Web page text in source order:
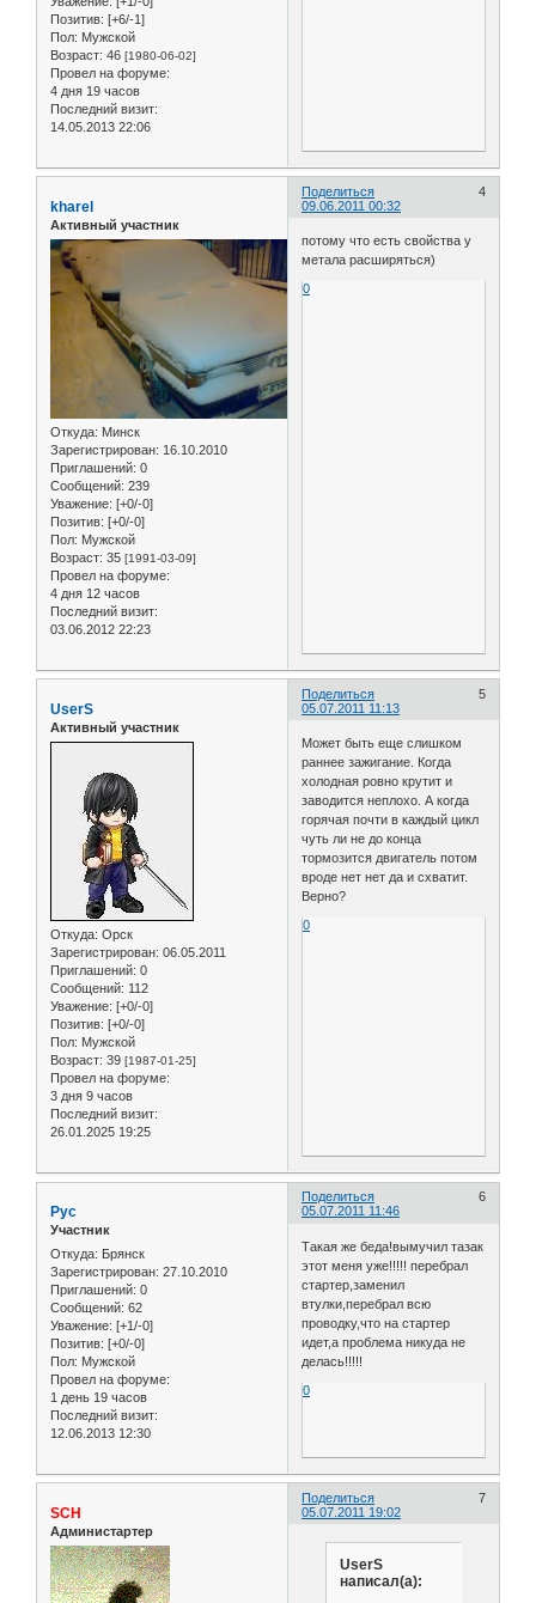
Позитив: [+6/-1]
Пол: Мужской
Возраст: 46 [1980-06-02]
Провел на форуме:
4 дня 19 часов
Последний визит:
14.05.2013 22:06
Поделиться
4
09.06.2011 00:32
kharel
Активный участник
Откуда: Минск
Зарегистрирован: 16.10.2010
Приглашений: 0
Сообщений: 239
Уважение: [+0/-0]
Позитив: [+0/-0]
Пол: Мужской
Возраст: 35 [1991-03-09]
Провел на форуме:
4 дня 12 часов
Последний визит:
03.06.2012 22:23
потому что есть свойства у
метала расширяться)
0
Поделиться
5
05.07.2011 11:13
UserS
Активный участник
Откуда: Орск
Зарегистрирован: 06.05.2011
Приглашений: 0
Сообщений: 112
Уважение: [+0/-0]
Позитив: [+0/-0]
Пол: Мужской
Возраст: 39 [1987-01-25]
Провел на форуме:
3 дня 9 часов
Последний визит:
26.01.2025 19:25
Может быть еще слишком
раннее зажигание. Когда
холодная ровно крутит и
заводится неплохо. А когда
горячая почти в каждый цикл
чуть ли не до конца
тормозится двигатель потом
вроде нет нет да и схватит.
Верно?
0
Поделиться
6
05.07.2011 11:46
Рус
Участник
Откуда: Брянск
Зарегистрирован: 27.10.2010
Приглашений: 0
Сообщений: 62
Уважение: [+1/-0]
Позитив: [+0/-0]
Пол: Мужской
Провел на форуме:
1 день 19 часов
Последний визит:
12.06.2013 12:30
Такая же беда!вымучил тазак
этот меня уже!!!!! перебрал
стартер,заменил
втулки,перебрал всю
проводку,что на стартер
идет,а проблема никуда не
делась!!!!!
0
Поделиться
7
05.07.2011 19:02
SCH
Администартер
UserS
написал(а):